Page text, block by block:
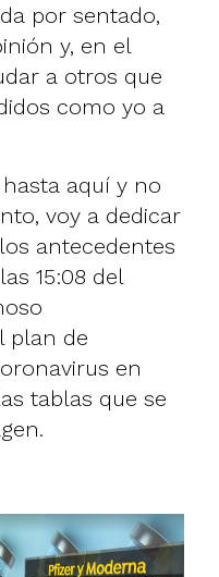
por sentado,
y, en el
a otros que
como yo a
aquí y no
voy a dedicar
antecedentes
15:08 del
plan de
en
tablas que se